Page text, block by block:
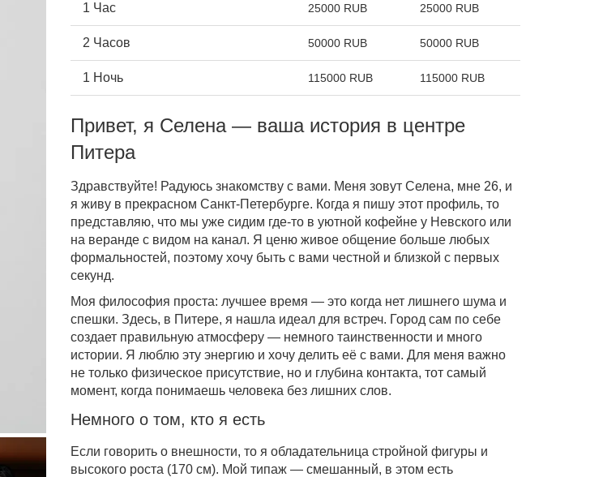
1 Час 25000 RUB 25000 RUB
2 Часов 50000 RUB 50000 RUB
1 Ночь 115000 RUB 115000 RUB
Привет, я Селена — ваша история в центре
Питера
Здравствуйте! Радуюсь знакомству с вами. Меня зовут Селена, мне 26, и
я живу в прекрасном Санкт-Петербурге. Когда я пишу этот профиль, то
представляю, что мы уже сидим где-то в уютной кофейне у Невского или
на веранде с видом на канал. Я ценю живое общение больше любых
формальностей, поэтому хочу быть с вами честной и близкой с первых
секунд.
Моя философия проста: лучшее время — это когда нет лишнего шума и
спешки. Здесь, в Питере, я нашла идеал для встреч. Город сам по себе
создает правильную атмосферу — немного таинственности и много
истории. Я люблю эту энергию и хочу делить её с вами. Для меня важно
не только физическое присутствие, но и глубина контакта, тот самый
момент, когда понимаешь человека без лишних слов.
Немного о том, кто я есть
Если говорить о внешности, то я обладательница стройной фигуры и
высокого роста (170 см). Мой типаж — смешанный, в этом есть